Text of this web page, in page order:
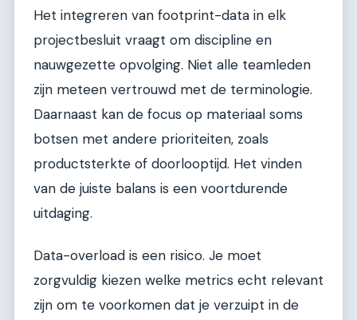
Het integreren van footprint-data in elk
projectbesluit vraagt om discipline en
nauwgezette opvolging. Niet alle teamleden
zijn meteen vertrouwd met de terminologie.
Daarnaast kan de focus op materiaal soms
botsen met andere prioriteiten, zoals
productsterkte of doorlooptijd. Het vinden
van de juiste balans is een voortdurende
uitdaging.
Data-overload is een risico. Je moet
zorgvuldig kiezen welke metrics echt relevant
zijn om te voorkomen dat je verzuipt in de